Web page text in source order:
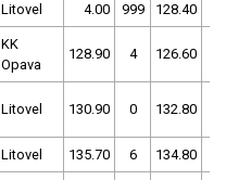
Litovel 4.00 999 128.40
KK
Opava
128.90 4 126.60
Litovel 130.90 0 132.80
Litovel 135.70 6 134.80